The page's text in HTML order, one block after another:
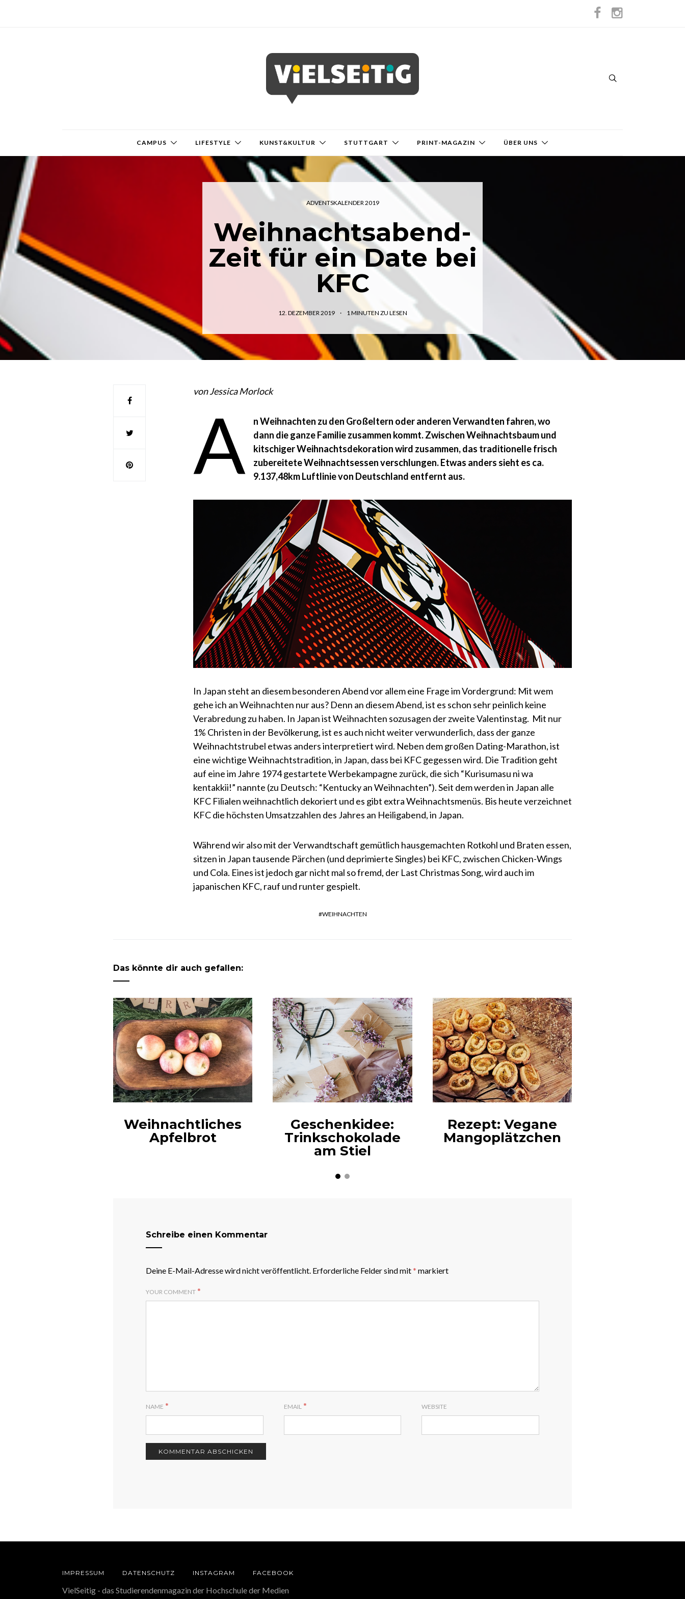
CAMPUS LIFESTYLE KUNST&KULTUR STUTTGART PRINT-MAGAZIN ÜBER UNS
ADVENTSKALENDER 2019
Weihnachtsabend-
Zeit für ein Date bei
KFC
12. DEZEMBER 2019 1MINUTEN ZU LESEN
von Jessica Morlock
A
n Weihnachten zu den Großeltern oder anderen Verwandten fahren, wo
dann die ganze Familie zusammen kommt. Zwischen Weihnachtsbaum und
kitschiger Weihnachtsdekoration wird zusammen, das traditionelle frisch
zubereitete Weihnachtsessen verschlungen. Etwas anders sieht es ca.
9.137,48km Luftlinie von Deutschland entfernt aus.
In Japan steht an diesem besonderen Abend vor allem eine Frage im Vordergrund: Mit wem
gehe ich an Weihnachten nur aus? Denn an diesem Abend, ist es schon sehr peinlich keine
Verabredung zu haben. In Japan ist Weihnachten sozusagen der zweite Valentinstag. Mit nur
1% Christen in der Bevölkerung, ist es auch nicht weiter verwunderlich, dass der ganze
Weihnachtstrubel etwas anders interpretiert wird. Neben dem großen Dating-Marathon, ist
eine wichtige Weihnachtstradition, in Japan, dass bei KFC gegessen wird. Die Tradition geht
auf eine im Jahre 1974 gestartete Werbekampagne zurück, die sich “Kurisumasu ni wa
kentakkii!” nannte (zu Deutsch: “Kentucky an Weihnachten”). Seit dem werden in Japan alle
KFC Filialen weihnachtlich dekoriert und es gibt extra Weihnachtsmenüs. Bis heute verzeichnet
KFC die höchsten Umsatzzahlen des Jahres an Heiligabend, in Japan.
Während wir also mit der Verwandtschaft gemütlich hausgemachten Rotkohl und Braten essen,
sitzen in Japan tausende Pärchen (und deprimierte Singles) bei KFC, zwischen Chicken-Wings
und Cola. Eines ist jedoch gar nicht mal so fremd, der Last Christmas Song, wird auch im
japanischen KFC, rauf und runter gespielt.
WEIHNACHTEN
Das könnte dir auch gefallen:
Weihnachtliches
Apfelbrot
Geschenkidee:
Trinkschokolade
am Stiel
Rezept: Vegane
Mangoplätzchen
Schreibe einen Kommentar
Deine E-Mail-Adresse wird nicht veröffentlicht. Erforderliche Felder sind mit* markiert
YOUR COMMENT *
NAME * EMAIL * WEBSITE
IMPRESSUM DATENSCHUTZ INSTAGRAM FACEBOOK
VielSeitig - das Studierendenmagazin der Hochschule der Medien